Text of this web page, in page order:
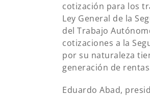
cotización para los
Ley General de la
del Trabajo
cotizaciones a la
por su naturaleza
generación de
Eduardo Abad,